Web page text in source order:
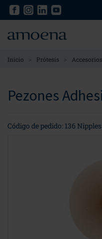
Skip
content
Skip
content
Inicio > Prótesis >
Pezones
Código de pedido: 136